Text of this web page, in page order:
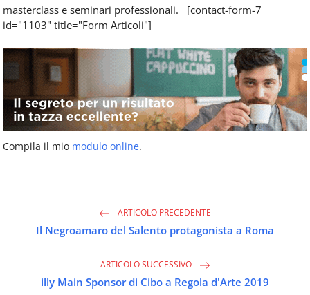
masterclass e seminari professionali. [contact-form-7
id="1103" title="Form Articoli"]
Compila il mio modulo online.
ARTICOLO PRECEDENTE
Il Negroamaro del Salento protagonista a Roma
ARTICOLO SUCCESSIVO
illy Main Sponsor di Cibo a Regola d'Arte 2019